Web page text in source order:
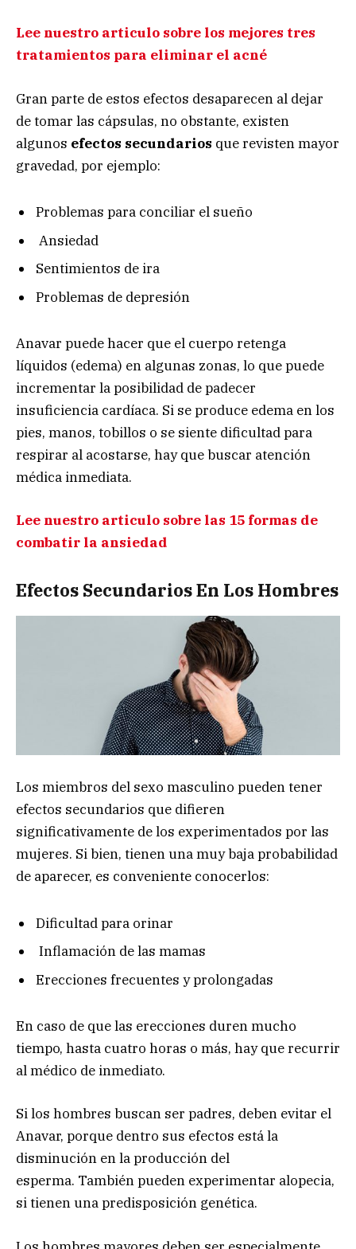
Lee nuestro articulo sobre los mejores tres
tratamientos para eliminar el acné
Gran parte de estos efectos desaparecen al dejar
de tomar las cápsulas, no obstante, existen
algunos efectos secundarios que revisten mayor
gravedad, por ejemplo:
Problemas para conciliar el sueño
Ansiedad
Sentimientos de ira
Problemas de depresión
Anavar puede hacer que el cuerpo retenga
líquidos (edema) en algunas zonas, lo que puede
incrementar la posibilidad de padecer
insuficiencia cardíaca. Si se produce edema en los
pies, manos, tobillos o se siente dificultad para
respirar al acostarse, hay que buscar atención
médica inmediata.
Lee nuestro articulo sobre las 15 formas de
combatir la ansiedad
Efectos Secundarios En Los Hombres
Los miembros del sexo masculino pueden tener
efectos secundarios que difieren
significativamente de los experimentados por las
mujeres. Si bien, tienen una muy baja probabilidad
de aparecer, es conveniente conocerlos:
Dificultad para orinar
Inflamación de las mamas
Erecciones frecuentes y prolongadas
En caso de que las erecciones duren mucho
tiempo, hasta cuatro horas o más, hay que recurrir
al médico de inmediato.
Si los hombres buscan ser padres, deben evitar el
Anavar, porque dentro sus efectos está la
disminución en la producción del
esperma. También pueden experimentar alopecia,
si tienen una predisposición genética.